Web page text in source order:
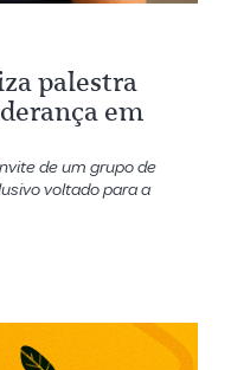
palestra
em
de um grupo de
voltado para a